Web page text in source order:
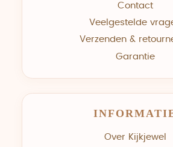
Contact
Veelgestelde
Verzenden &
Garantie
Over Kijkjewel